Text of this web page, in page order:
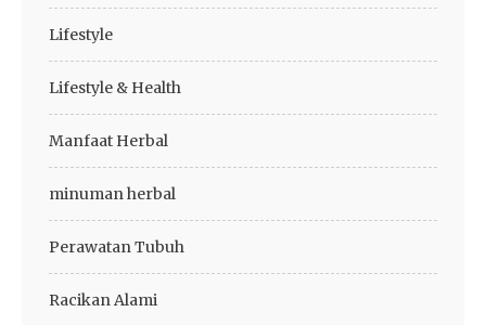
Lifestyle
Lifestyle & Health
Manfaat Herbal
minuman herbal
Perawatan Tubuh
Racikan Alami